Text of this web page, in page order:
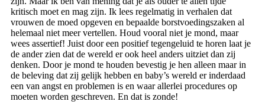
kritisch moet en mag zijn. Ik lees regelmatig in verhalen dat
vrouwen de moed opgeven en bepaalde borstvoedingszaken al
helemaal niet meer vertellen. Houd vooral niet je mond, maar
wees assertief! Juist door een positief tegengeluid te horen laat je
de ander zien dat de wereld er ook heel anders uitziet dan zij
denken. Door je mond te houden bevestig je hen alleen maar in
de beleving dat zij gelijk hebben en baby’s wereld er inderdaad
een van angst en problemen is en waar allerlei procedures op
moeten worden geschreven. En dat is zonde!